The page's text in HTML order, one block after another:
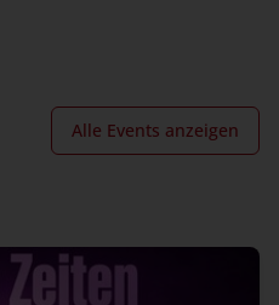
Alle Events anzeigen